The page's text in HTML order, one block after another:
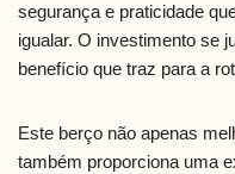
segurança e praticidade
igualar. O investimento se
benefício que traz para a
Este berço não apenas
também proporciona uma